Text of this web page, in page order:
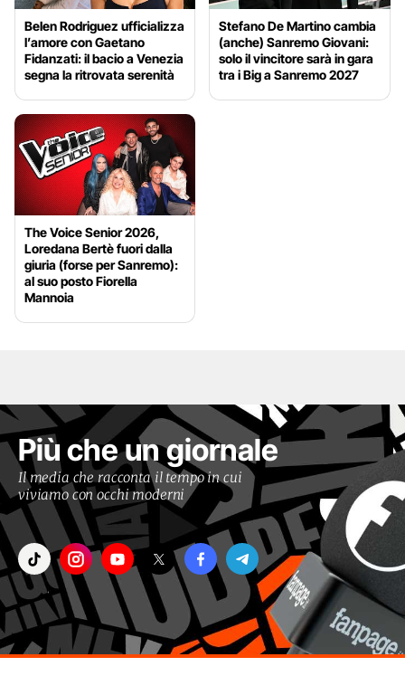
Belen Rodriguez ufficializza
l’amore con Gaetano
Fidanzati: il bacio a Venezia
segna la ritrovata serenità
Stefano De Martino cambia
(anche) Sanremo Giovani:
solo il vincitore sarà in gara
tra i Big a Sanremo 2027
The Voice Senior 2026,
Loredana Bertè fuori dalla
giuria (forse per Sanremo):
al suo posto Fiorella
Mannoia
Più che un giornale
Il media che racconta il tempo in cui
viviamo con occhi moderni